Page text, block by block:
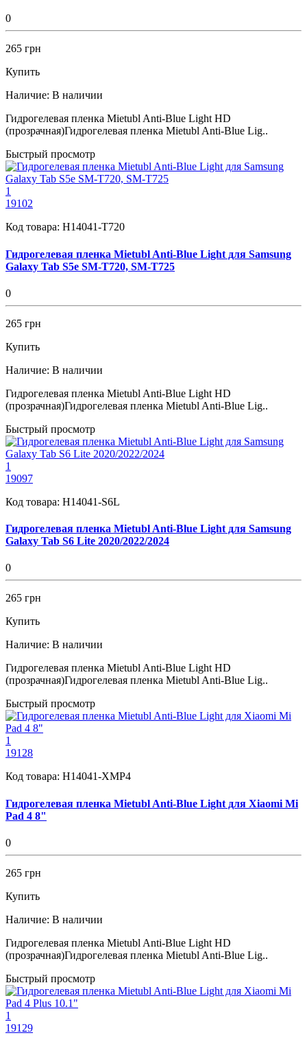
0
265 грн
Купить
Наличие: В наличии
Гидрогелевая пленка Mietubl Anti-Blue Light HD
(прозрачная)Гидрогелевая пленка Mietubl Anti-Blue Lig..
Быстрый просмотр
1
19102
Код товара: H14041-T720
Гидрогелевая пленка Mietubl Anti-Blue Light для Samsung
Galaxy Tab S5e SM-T720, SM-T725
0
265 грн
Купить
Наличие: В наличии
Гидрогелевая пленка Mietubl Anti-Blue Light HD
(прозрачная)Гидрогелевая пленка Mietubl Anti-Blue Lig..
Быстрый просмотр
1
19097
Код товара: H14041-S6L
Гидрогелевая пленка Mietubl Anti-Blue Light для Samsung
Galaxy Tab S6 Lite 2020/2022/2024
0
265 грн
Купить
Наличие: В наличии
Гидрогелевая пленка Mietubl Anti-Blue Light HD
(прозрачная)Гидрогелевая пленка Mietubl Anti-Blue Lig..
Быстрый просмотр
1
19128
Код товара: H14041-XMP4
Гидрогелевая пленка Mietubl Anti-Blue Light для Xiaomi Mi
Pad 4 8"
0
265 грн
Купить
Наличие: В наличии
Гидрогелевая пленка Mietubl Anti-Blue Light HD
(прозрачная)Гидрогелевая пленка Mietubl Anti-Blue Lig..
Быстрый просмотр
1
19129